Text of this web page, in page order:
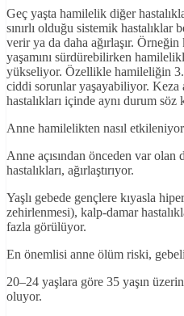
Geç yaşta hamilelik diğer
sınırlı olduğu sistemik
verir ya da daha ağırlaşır. Örneğin
yaşamını sürdürebilirken
yükseliyor. Özellikle hamileliğin
ciddi sorunlar yaşayabiliyor. Keza
hastalıkları içinde aynı durum söz
Anne hamilelikten nasıl
Anne açısından önceden var
hastalıkları, ağırlaştırıyor.
Yaşlı gebede gençlere kıyasla
zehirlenmesi), kalp-damar
fazla görülüyor.
En önemlisi anne ölüm riski,
20–24 yaşlara göre 35 yaşın
oluyor.